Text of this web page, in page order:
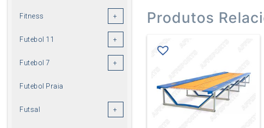
Produtos
variants.
The
options
may
be
Fitness
Futebol 11
Futebol 7
Futebol Praia
Futsal